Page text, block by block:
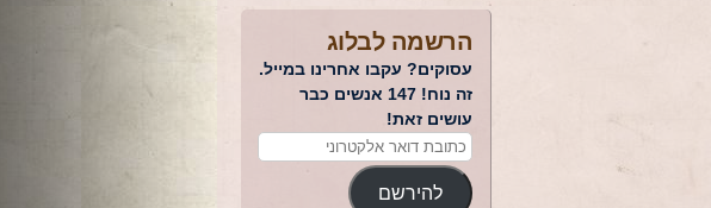
הרשמה לבלוג
עסוקים? עקבו אחרינו במייל.
זה נוח! 147 אנשים כבר
עושים זאת!
להירשם